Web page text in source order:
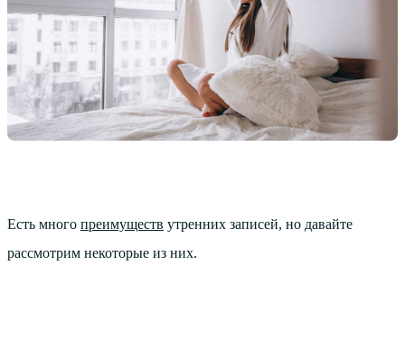
Есть много преимуществ утренних записей, но давайте
рассмотрим некоторые из них.